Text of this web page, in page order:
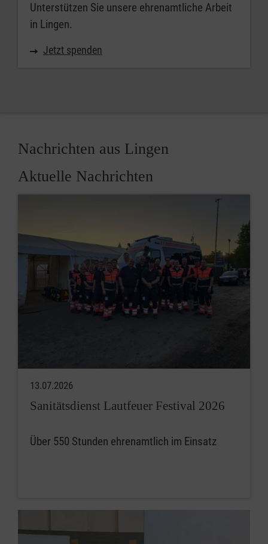
Unterstützen Sie unsere ehrenamtliche Arbeit
in Lingen.
Jetzt spenden
Nachrichten aus Lingen
Aktuelle Nachrichten
13.07.2026
Sanitätsdienst Lautfeuer Festival 2026
Über 550 Stunden ehrenamtlich im Einsatz